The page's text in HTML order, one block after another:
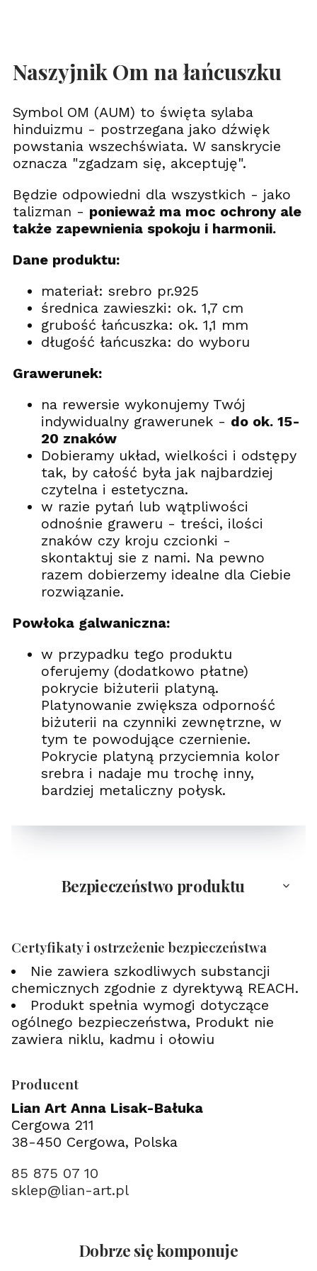
Naszyjnik Om na łańcuszku
Symbol OM (AUM) to święta sylaba
hinduizmu - postrzegana jako dźwięk
powstania wszechświata. W sanskrycie
oznacza "zgadzam się, akceptuję".
Będzie odpowiedni dla wszystkich - jako
talizman - ponieważ ma moc ochrony ale
także zapewnienia spokoju i harmonii.
Dane produktu:
materiał: srebro pr.925
średnica zawieszki: ok. 1,7 cm
grubość łańcuszka: ok. 1,1 mm
długość łańcuszka: do wyboru
Grawerunek:
na rewersie wykonujemy Twój
indywidualny grawerunek - do ok. 15-
20 znaków
Dobieramy układ, wielkości i odstępy
tak, by całość była jak najbardziej
czytelna i estetyczna.
w razie pytań lub wątpliwości
odnośnie graweru - treści, ilości
znaków czy kroju czcionki -
skontaktuj sie z nami. Na pewno
razem dobierzemy idealne dla Ciebie
rozwiązanie.
Powłoka galwaniczna:
w przypadku tego produktu
oferujemy (dodatkowo płatne)
pokrycie biżuterii platyną.
Platynowanie zwiększa odporność
biżuterii na czynniki zewnętrzne, w
tym te powodujące czernienie.
Pokrycie platyną przyciemnia kolor
srebra i nadaje mu trochę inny,
bardziej metaliczny połysk.
Bezpieczeństwo produktu
Certyfikaty i ostrzeżenie bezpieczeństwa
Nie zawiera szkodliwych substancji
chemicznych zgodnie z dyrektywą REACH.
Produkt spełnia wymogi dotyczące
ogólnego bezpieczeństwa, Produkt nie
zawiera niklu, kadmu i ołowiu
Producent
Lian Art Anna Lisak-Bałuka
Cergowa 211
38-450 Cergowa, Polska
85 875 07 10
sklep@lian-art.pl
Dobrze się komponuje